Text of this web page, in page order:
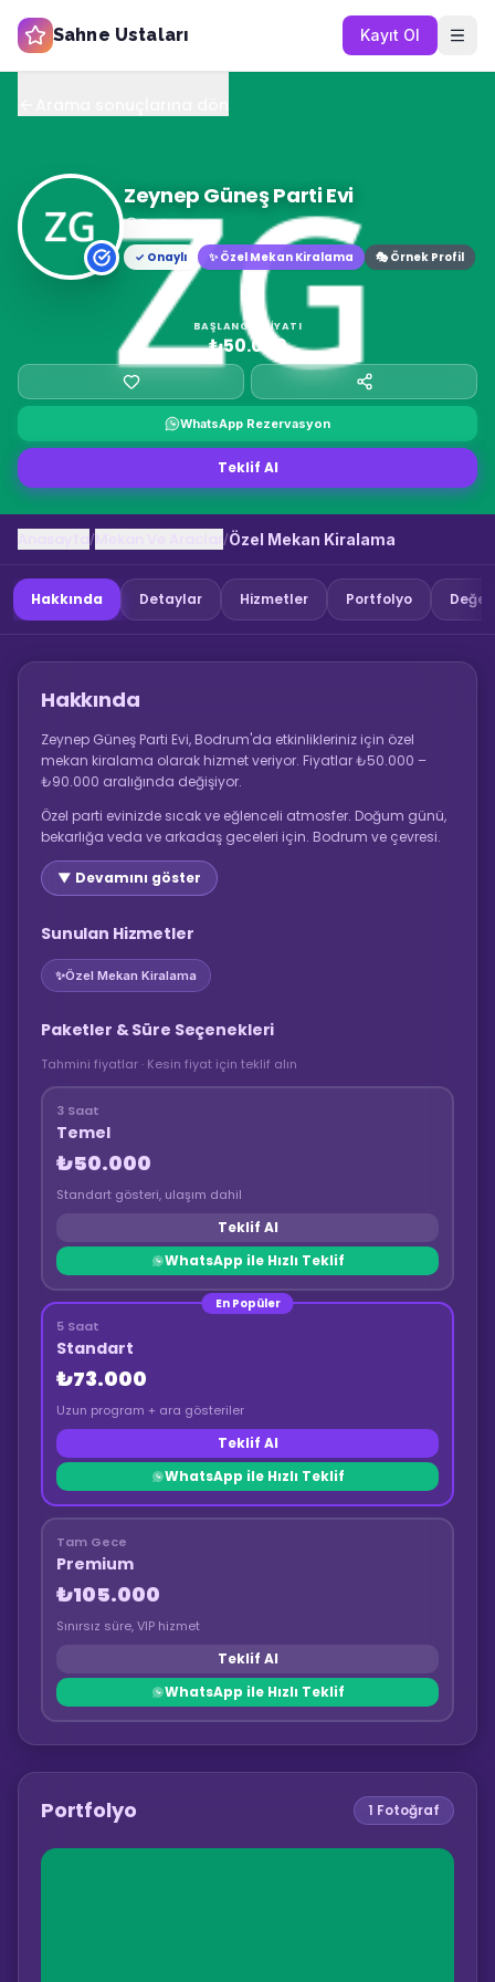
Sahne Ustaları Kayıt Ol
Zeynep Güneş Parti Evi
Bodrum
✓ Onaylı
✨ Özel Mekan Kiralama 🎭 Örnek Profil
BAŞLANGIÇ FIYATI
₺50.000
WhatsApp Rezervasyon
Teklif Al
/ /Özel Mekan Kiralama
Hakkında Detaylar Hizmetler Portfolyo
Hakkında
Zeynep Güneş Parti Evi, Bodrum'da etkinlikleriniz için özel
mekan kiralama olarak hizmet veriyor. Fiyatlar ₺50.000 –
₺90.000 aralığında değişiyor.
Özel parti evinizde sıcak ve eğlenceli atmosfer. Doğum günü,
bekarlığa veda ve arkadaş geceleri için. Bodrum ve çevresi.
▼ Devamını göster
Sunulan Hizmetler
✨Özel Mekan Kiralama
Paketler & Süre Seçenekleri
Tahmini fiyatlar · Kesin fiyat için teklif alın
3 Saat
Temel
₺50.000
Standart gösteri, ulaşım dahil
Teklif Al
WhatsApp ile Hızlı Teklif
En Popüler
5 Saat
Standart
₺73.000
Uzun program + ara gösteriler
Teklif Al
WhatsApp ile Hızlı Teklif
Tam Gece
Premium
₺105.000
Sınırsız süre, VIP hizmet
Teklif Al
WhatsApp ile Hızlı Teklif
Portfolyo 1 Fotoğraf